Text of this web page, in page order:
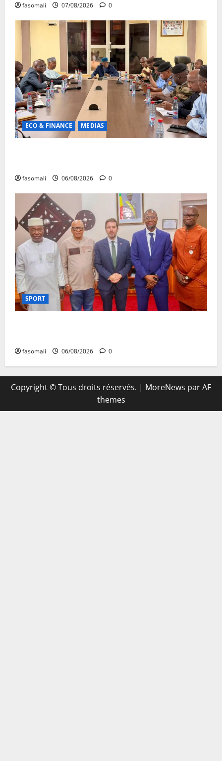
fasomali 07/08/2026 0
ECO & FINANCE MEDIAS
fasomali 06/08/2026 0
SPORT
fasomali 06/08/2026 0
Copyright © Tous droits réservés. | MoreNews par AF
themes